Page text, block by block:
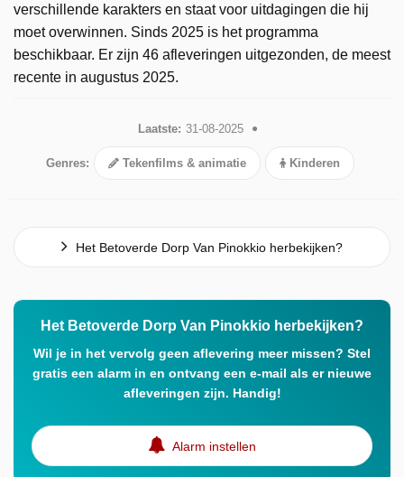
verschillende karakters en staat voor uitdagingen die hij
moet overwinnen. Sinds 2025 is het programma
beschikbaar. Er zijn 46 afleveringen uitgezonden, de meest
recente in augustus 2025.
Laatste: 31-08-2025
Genres: Tekenfilms & animatie Kinderen
Het Betoverde Dorp Van Pinokkio herbekijken?
Het Betoverde Dorp Van Pinokkio herbekijken?
Wil je in het vervolg geen aflevering meer missen? Stel
gratis een alarm in en ontvang een e-mail als er nieuwe
afleveringen zijn. Handig!
Alarm instellen